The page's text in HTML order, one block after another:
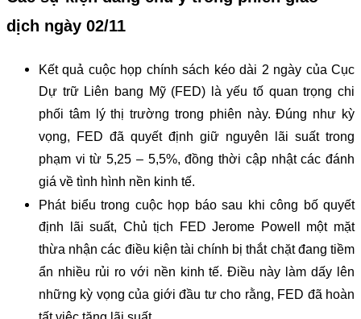
dịch ngày 02/11
Kết quả cuộc họp chính sách kéo dài 2 ngày của Cục
Dự trữ Liên bang Mỹ (FED) là yếu tố quan trọng chi
phối tâm lý thị trường trong phiên này. Đúng như kỳ
vọng, FED đã quyết định giữ nguyên lãi suất trong
phạm vi từ 5,25 – 5,5%, đồng thời cập nhật các đánh
giá về tình hình nền kinh tế.
Phát biểu trong cuộc họp báo sau khi công bố quyết
định lãi suất, Chủ tịch FED Jerome Powell một mặt
thừa nhận các điều kiện tài chính bị thắt chặt đang tiềm
ẩn nhiều rủi ro với nền kinh tế. Điều này làm dấy lên
những kỳ vọng của giới đầu tư cho rằng, FED đã hoàn